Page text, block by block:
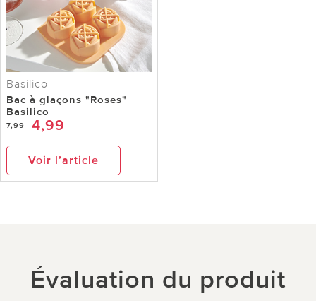
Basilico
Bac à glaçons "Roses"
Basilico
7,99 4,99
Voir l’article
Évaluation du produit